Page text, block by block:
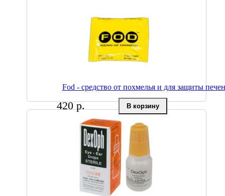
Fod - средство от похмелья и для защиты
420 р.